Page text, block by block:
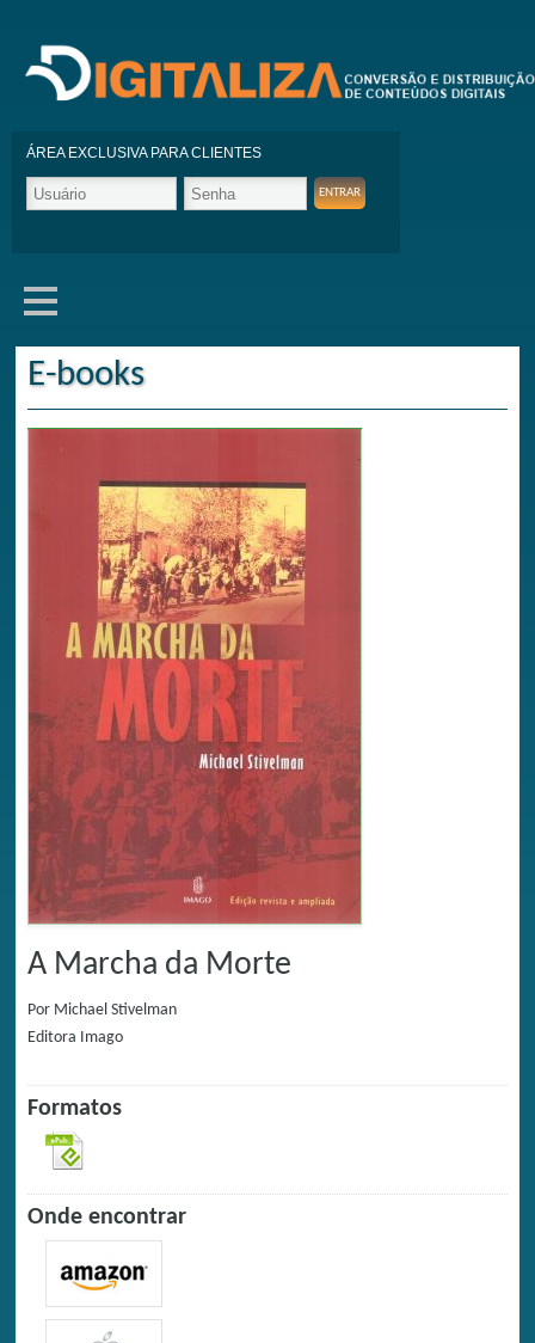
ÁREA EXCLUSIVA PARA CLIENTES
E-books
A Marcha da Morte
Por Michael Stivelman
Editora Imago
Formatos
Onde encontrar